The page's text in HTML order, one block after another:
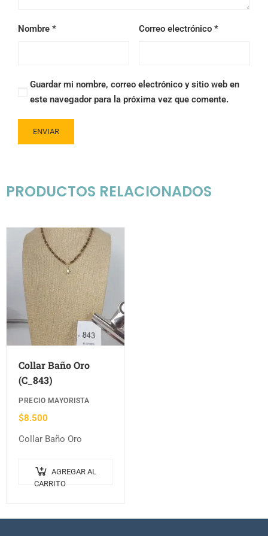
Nombre * Correo electrónico *
Guardar mi nombre, correo electrónico y sitio web en
este navegador para la próxima vez que comente.
PRODUCTOS RELACIONADOS
Collar Baño Oro
(C_843)
PRECIO MAYORISTA
$8.500
Collar Baño Oro
AGREGAR AL
CARRITO